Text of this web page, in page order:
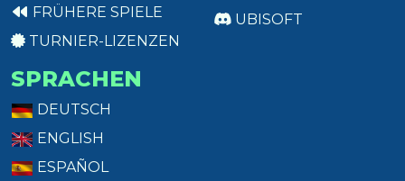
FRÜHERE SPIELE
TURNIER-LIZENZEN
UBISOFT
SPRACHEN
DEUTSCH
ENGLISH
ESPAÑOL